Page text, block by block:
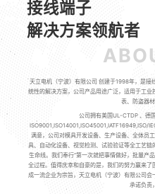
接线端子
解决方案领航者
天立电机（宁波）有限公司 创建于1998年，是接
统性的解决方案，公司产品用途广泛，适用于工
表、防盗器材
公司拥有美国UL-CTDP 、德
ISO9001,ISO14001,ISO45001,IATF16949,ISO/
满意，公司对模具开发设备、生产设备、全体员
具、自动化设备、视觉检测、试验验证等全工艺
生命线。我们奉行“第一次就把事情做好，批量产
全过程。值得庆幸和自豪的是，我们的努力赢来
成一流企业为宗旨，天立电机（宁波）有限公司
承诺负责